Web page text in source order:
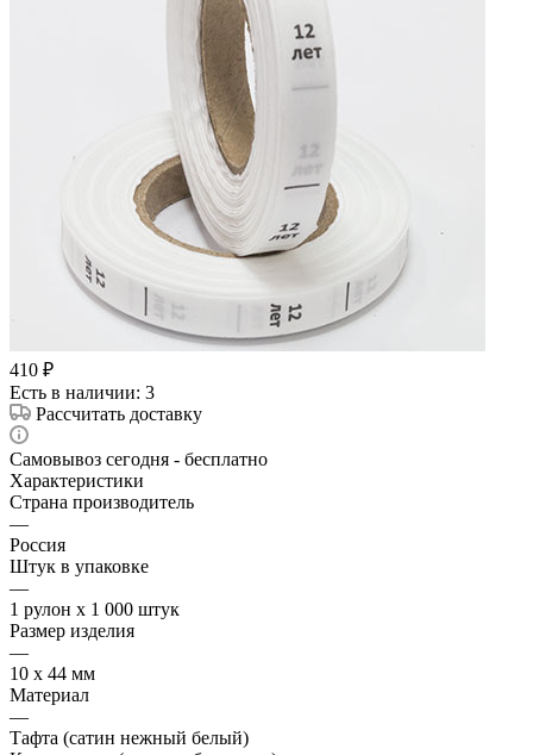
410 ₽
Есть в наличии: 3
Рассчитать доставку
Самовывоз сегодня - бесплатно
Характеристики
Страна производитель
—
Россия
Штук в упаковке
—
1 рулон х 1 000 штук
Размер изделия
—
10 х 44 мм
Материал
—
Тафта (сатин нежный белый)